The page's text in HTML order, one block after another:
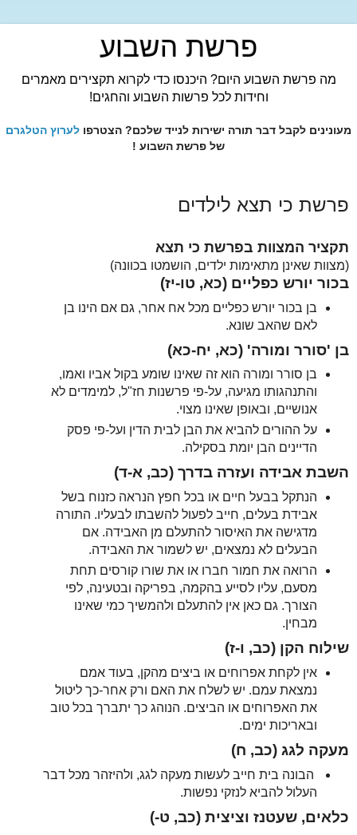
פרשת השבוע
מה פרשת השבוע היום? היכנסו כדי לקרוא תקצירים מאמרים
וחידות לכל פרשות השבוע והחגים!
מעונינים לקבל דבר תורה ישירות לנייד שלכם? הצטרפו לערוץ הטלגרם
של פרשת השבוע !
פרשת כי תצא לילדים
תקציר המצוות בפרשת כי תצא
(מצוות שאינן מתאימות ילדים, הושמטו בכוונה)
בכור יורש כפליים (כא, טו-יז)
בן בכור יורש כפליים מכל אח אחר, גם אם הינו בן
לאם שהאב שונא.
בן 'סורר ומורה' (כא, יח-כא)
בן סורר ומורה הוא זה שאינו שומע בקול אביו ואמו,
והתנהגותו מגיעה, על-פי פרשנות חז"ל, למימדים לא
אנושיים, ובאופן שאינו מצוי.
על ההורים להביא את הבן לבית הדין ועל-פי פסק
הדיינים הבן יומת בסקילה.
השבת אבידה ועזרה בדרך (כב, א-ד)
הנתקל בבעל חיים או בכל חפץ הנראה כזנוח בשל
אבידת בעלים, חייב לפעול להשבתו לבעליו. התורה
מדגישה את האיסור להתעלם מן האבידה. אם
הבעלים לא נמצאים, יש לשמור את האבידה.
הרואה את חמור חברו או את שורו קורסים תחת
מסעם, עליו לסייע בהקמה, בפריקה ובטעינה, לפי
הצורך. גם כאן אין להתעלם ולהמשיך כמי שאינו
מבחין.
שילוח הקן (כב, ו-ז)
אין לקחת אפרוחים או ביצים מהקן, בעוד אמם
נמצאת עמם. יש לשלח את האם ורק אחר-כך ליטול
את האפרוחים או הביצים. הנוהג כך יתברך בכל טוב
ובאריכות ימים.
מעקה לגג (כב, ח)
הבונה בית חייב לעשות מעקה לגג, ולהיזהר מכל דבר
העלול להביא לנזקי נפשות.
כלאים, שעטנז וציצית (כב, ט-)